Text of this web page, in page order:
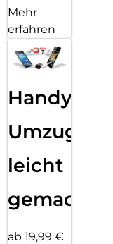
Mehr
erfahren
Handy
Umzug
leicht
gemacht!
ab 19,99 €